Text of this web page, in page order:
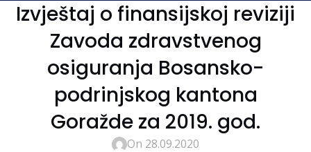
Izvještaj o finansijskoj reviziji
Zavoda zdravstvenog
osiguranja Bosansko-
podrinjskog kantona
Goražde za 2019. god.
On 28.09.2020